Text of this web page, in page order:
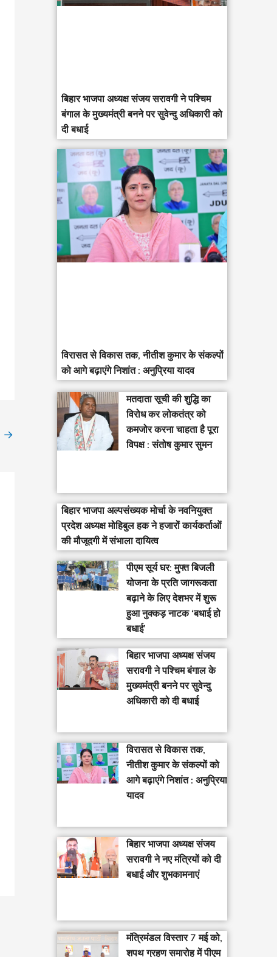
→
‎बिहार भाजपा अध्यक्ष संजय सरावगी ने पश्चिम
बंगाल के मुख्यमंत्री बनने पर सुवेन्दु अधिकारी को
दी बधाई
विरासत से विकास तक, नीतीश कुमार के संकल्पों
को आगे बढ़ाएंगे निशांत : अनुप्रिया यादव
मतदाता सूची की शुद्धि का
विरोध कर लोकतंत्र को
कमजोर करना चाहता है पूरा
विपक्ष : संतोष कुमार सुमन
बिहार भाजपा अल्पसंख्यक मोर्चा के नवनियुक्त
प्रदेश अध्यक्ष मोहिबुल हक ने हजारों कार्यकर्ताओं
की मौजूदगी में संभाला दायित्व
पीएम सूर्य घर: मुफ्त बिजली
योजना के प्रति जागरूकता
बढ़ाने के लिए देशभर में शुरू
हुआ नुक्कड़ नाटक ‘बधाई हो
बधाई’
‎बिहार भाजपा अध्यक्ष संजय
सरावगी ने पश्चिम बंगाल के
मुख्यमंत्री बनने पर सुवेन्दु
अधिकारी को दी बधाई
विरासत से विकास तक,
नीतीश कुमार के संकल्पों को
आगे बढ़ाएंगे निशांत : अनुप्रिया
यादव
बिहार भाजपा अध्यक्ष संजय
सरावगी ने नए मंत्रियों को दी
बधाई और शुभकामनाएं
मंत्रिमंडल विस्तार 7 मई को,
शपथ ग्रहण समारोह में पीएम